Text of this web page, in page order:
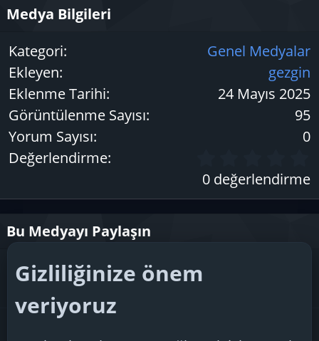
Medya Bilgileri
Kategori
Genel Medyalar
Ekleyen
gezgin
Eklenme Tarihi
24 Mayıs 2025
Görüntülenme Sayısı
95
Yorum Sayısı
0
Değerlendirme
.
0 değerlendirme
Bu Medyayı Paylaşın
Facebook
X (Twitter)
BlueskyLinkedIn
RedditPinterest
Tumblr
Galeri BB Kodunu kopyala
Gizliliğinize önem
veriyoruz